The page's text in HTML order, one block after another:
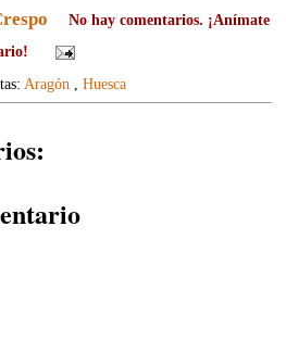
No hay comentarios. ¡Anímate
Aragón Huesca